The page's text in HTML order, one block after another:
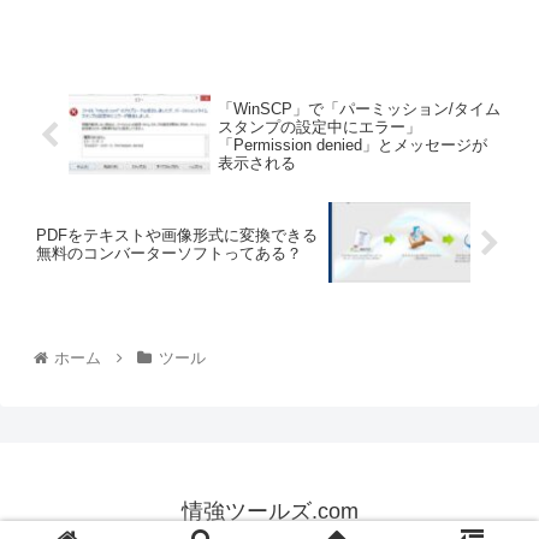
「WinSCP」で「パーミッション/タイム
スタンプの設定中にエラー」
「Permission denied」とメッセージが
表示される
PDFをテキストや画像形式に変換できる
無料のコンバーターソフトってある？
ホーム ツール
情強ツールズ.com